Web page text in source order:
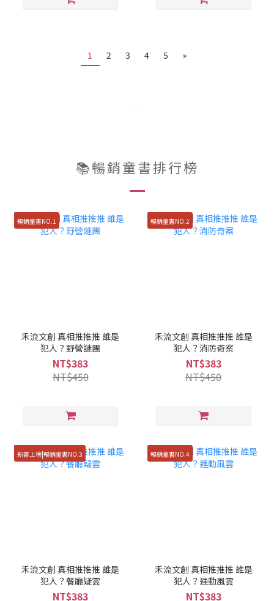
1 2 3 4 5 »
📚暢銷童書排行榜
暢銷童書NO.1
禾流文創 真相推推推 誰是
犯人？野營謎團
NT$383
NT$450
暢銷童書NO.2
禾流文創 真相推推推 誰是
犯人？消防奇案
NT$383
NT$450
新書上榜|暢銷童書NO.3
禾流文創 真相推推推 誰是
犯人？餐廳疑雲
NT$383
暢銷童書NO.4
禾流文創 真相推推推 誰是
犯人？運動風雲
NT$383